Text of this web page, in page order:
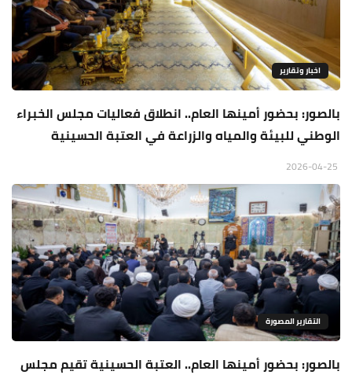
اخبار وتقارير
بالصور: بحضور أمينها العام.. انطلاق فعاليات مجلس الخبراء
الوطني للبيئة والمياه والزراعة في العتبة الحسينية
التقارير المصورة
بالصور: بحضور أمينها العام.. العتبة الحسينية تقيم مجلس